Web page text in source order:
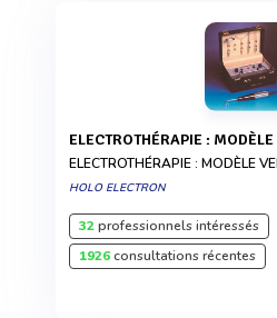
ELECTROTHÉRAPIE :
ELECTROTHÉRAPIE : MODÈLE
HOLO ELECTRON
32professionnels intéressés
1926consultations récentes